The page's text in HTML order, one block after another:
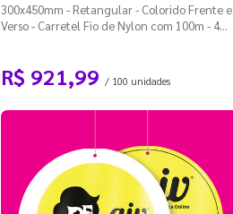
300x450mm - Retangular - Colorido Frente e
Verso - Carretel Fio de Nylon com 100m - 4
R$ 921,99 / 100 unidades